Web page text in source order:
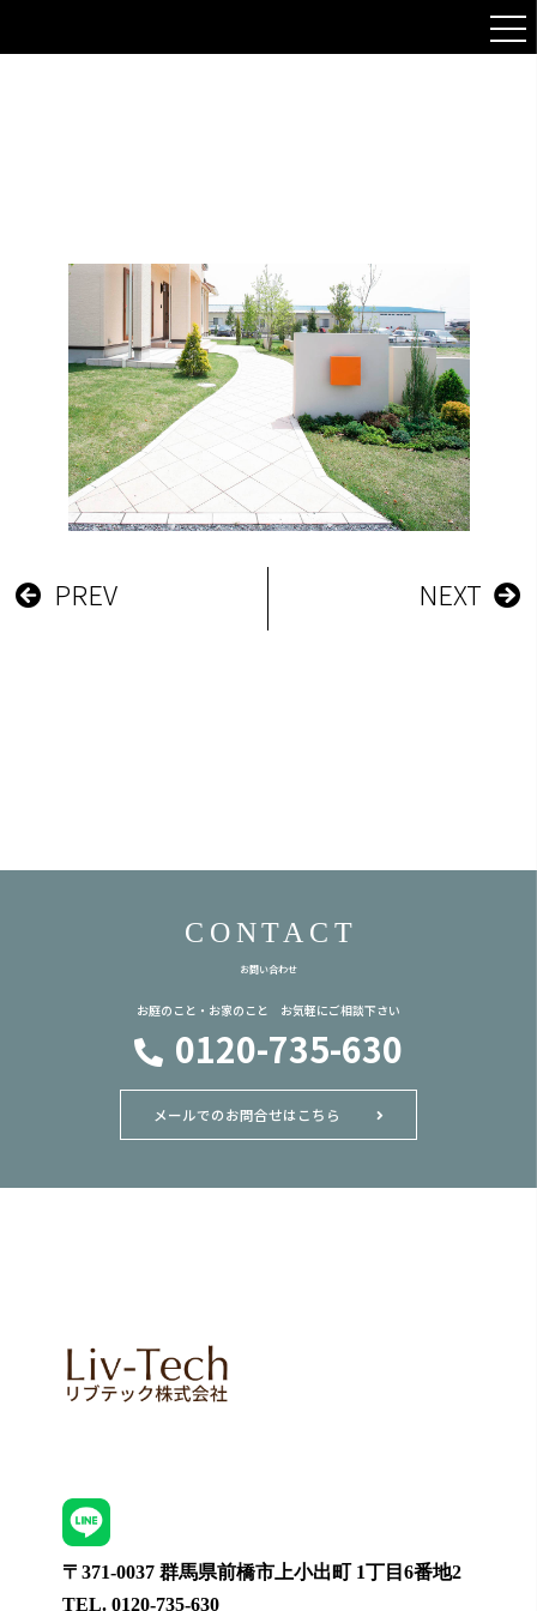
PREV NEXT
CONTACT
お問い合わせ
お庭のこと・お家のこと お気軽にご相談下さい
0120-735-630
メールでのお問合せはこちら
〒371-0037 群馬県前橋市上小出町 1丁目6番地2
TEL. 0120-735-630